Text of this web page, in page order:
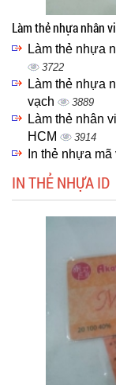
Làm thẻ nhựa nhân
Làm thẻ nhựa
3722
Làm thẻ nhựa
vạch
3889
Làm thẻ nhân
HCM
3914
In thẻ nhựa
IN THẺ NHỰA ID